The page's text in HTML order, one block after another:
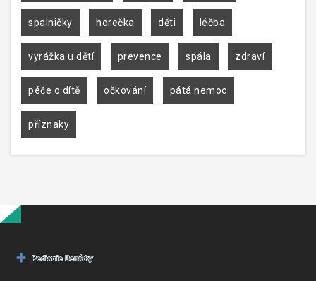
spalničky horečka děti léčba
vyrážka u dětí prevence spála zdraví
péče o dítě očkování pátá nemoc
příznaky